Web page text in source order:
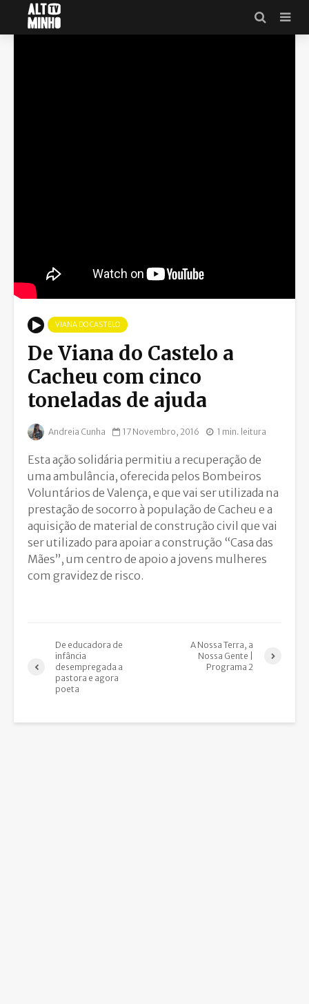
VIANA DO CASTELO
De Viana do Castelo a
Cacheu com cinco
toneladas de ajuda
Andreia Cunha 17 Novembro, 2016 1 min. leitura
Esta ação solidária permitiu a recuperação de
uma ambulância, oferecida pelos Bombeiros
Voluntários de Valença, e que vai ser utilizada na
prestação de socorro à população de Cacheu e a
aquisição de material de construção civil que vai
ser utilizado para apoiar a construção “Casa das
Mães”, um centro de apoio a jovens mulheres
com gravidez de risco.
De educadora de
infância
desempregada a
pastora e agora
poeta
A Nossa Terra, a
Nossa Gente |
Programa 2